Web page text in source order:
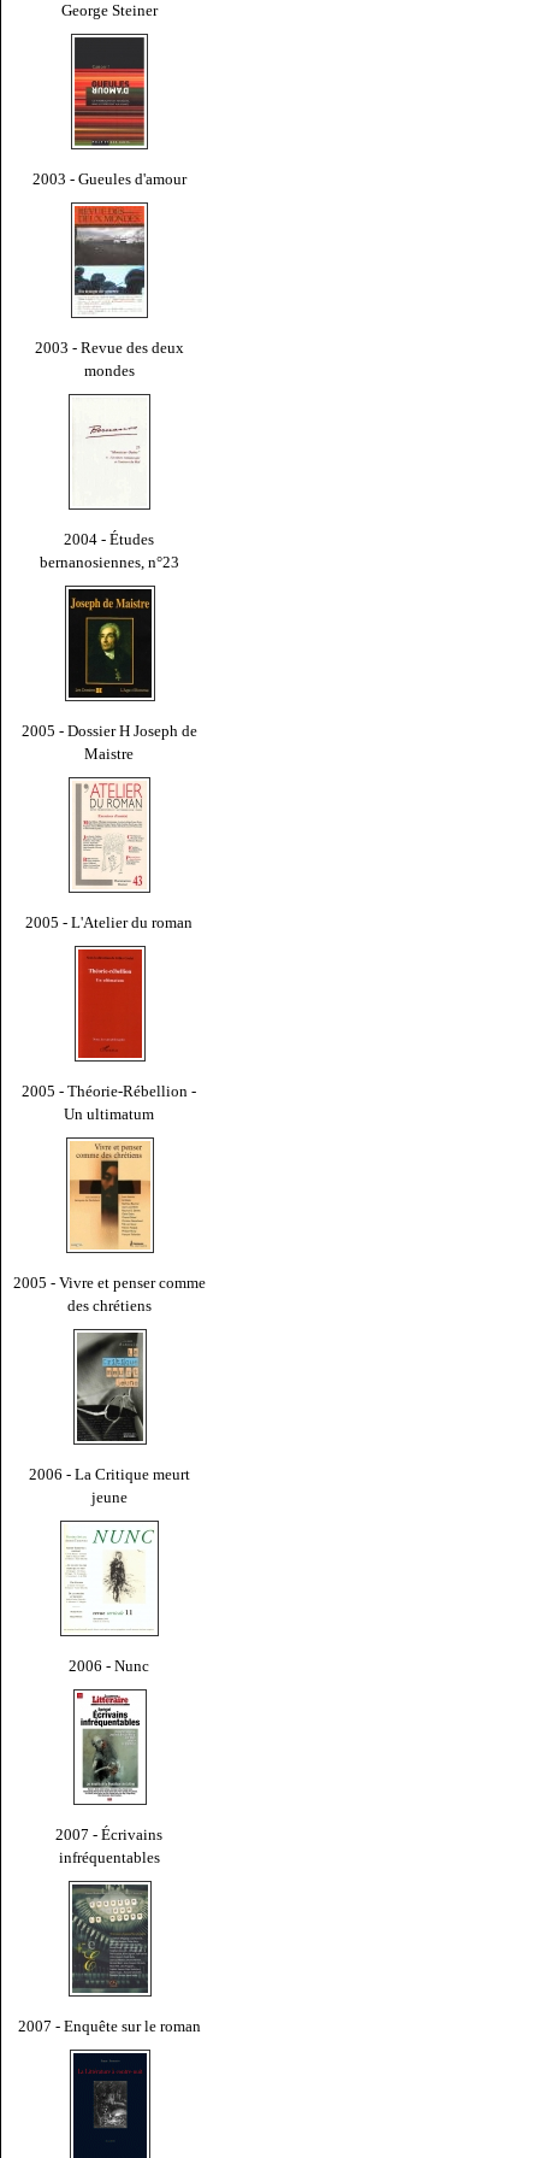
George Steiner
2003 - Gueules d'amour
2003 - Revue des deux
mondes
2004 - Études
bernanosiennes, n°23
2005 - Dossier H Joseph de
Maistre
2005 - L'Atelier du roman
2005 - Théorie-Rébellion -
Un ultimatum
2005 - Vivre et penser comme
des chrétiens
2006 - La Critique meurt
jeune
2006 - Nunc
2007 - Écrivains
infréquentables
2007 - Enquête sur le roman